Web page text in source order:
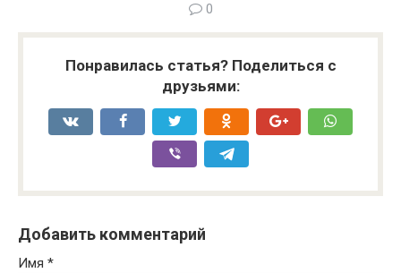
0
Понравилась статья? Поделиться с
друзьями:
Добавить комментарий
Имя *